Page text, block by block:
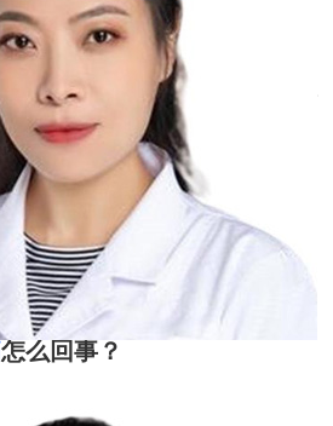
到了两侧的肋骨，由此引发疼
觉时可以多变换睡姿，减轻对
以适当进行热敷，缓解疼痛
重时，最好到医院做下检查，
的可能。平时要多注意饮食，
怎么回事？